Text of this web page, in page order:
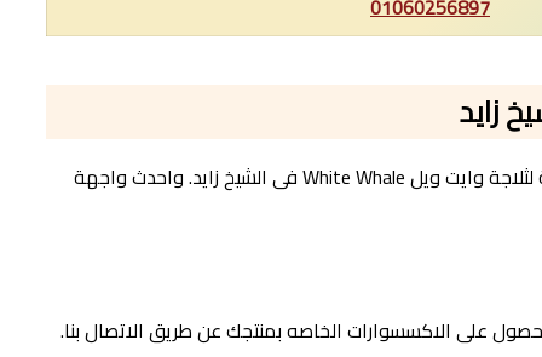
01060256897
هدفنا الرئيسي هو تلبية توقعات العملاء. لذلك نحن ملتزمون بتزويد عملائنا بأعلى معايير الجودة والخدمة، كما اننا نقدم لكم افضل صيانة لثلاجة وايت ويل White Whale فى الشيخ زايد. واحدث واجهة
على الاكسسوارات الخاصه بمنتجك عن طريق الاتصال بنا.